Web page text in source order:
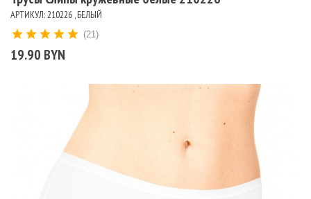
АРТИКУЛ: 210226 , БЕЛЫЙ
19.90 BYN
(21)